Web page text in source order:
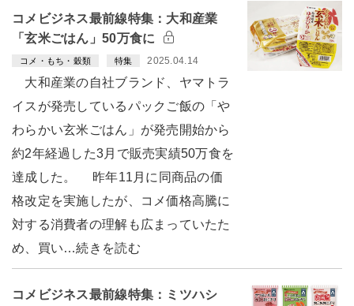
コメビジネス最前線特集：大和産業
「玄米ごはん」50万食に
コメ・もち・穀類 特集 2025.04.14
大和産業の自社ブランド、ヤマトラ
イスが発売しているパックご飯の「や
わらかい玄米ごはん」が発売開始から
約2年経過した3月で販売実績50万食を
達成した。 昨年11月に同商品の価
格改定を実施したが、コメ価格高騰に
対する消費者の理解も広まっていたた
め、買い…続きを読む
コメビジネス最前線特集：ミツハシ